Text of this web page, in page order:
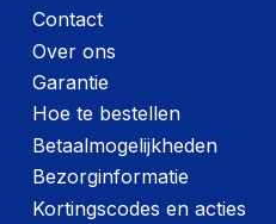
Contact
Over ons
Garantie
Hoe te bestellen
Betaalmogelijkheden
Bezorginformatie
Kortingscodes en acties